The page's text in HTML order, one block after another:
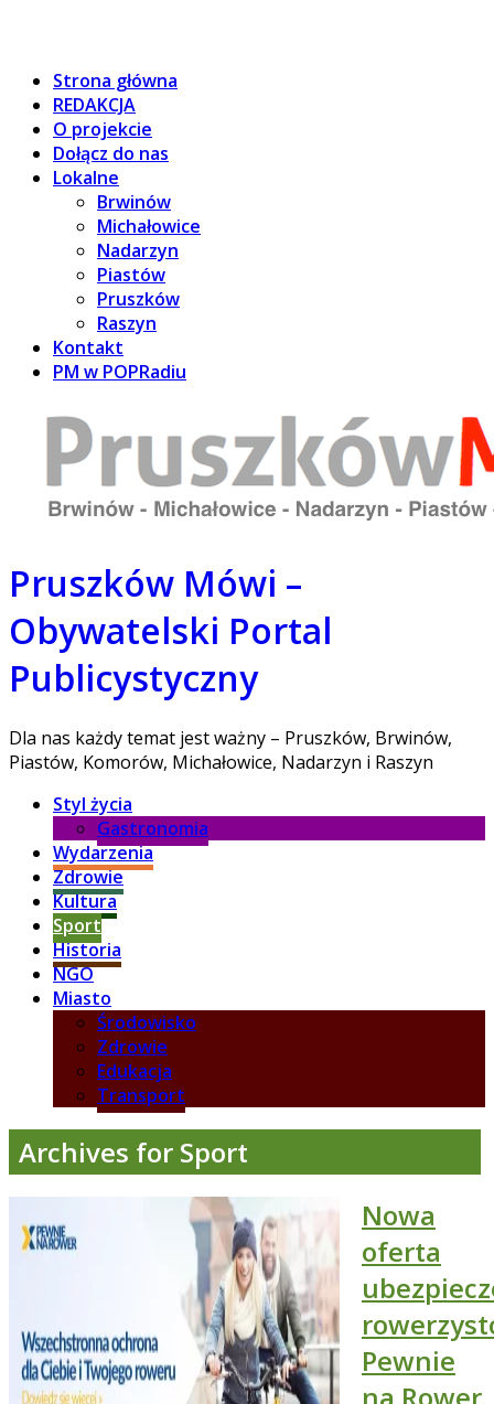
Strona główna
REDAKCJA
O projekcie
Dołącz do nas
Lokalne
Brwinów
Michałowice
Nadarzyn
Piastów
Pruszków
Raszyn
Kontakt
PM w POPRadiu
Pruszków Mówi –
Obywatelski Portal
Publicystyczny
Dla nas każdy temat jest ważny – Pruszków, Brwinów,
Piastów, Komorów, Michałowice, Nadarzyn i Raszyn
Styl życia
Gastronomia
Wydarzenia
Zdrowie
Kultura
Sport
Historia
NGO
Miasto
Środowisko
Zdrowie
Edukacja
Transport
Archives for Sport
Nowa
oferta
Pewnie